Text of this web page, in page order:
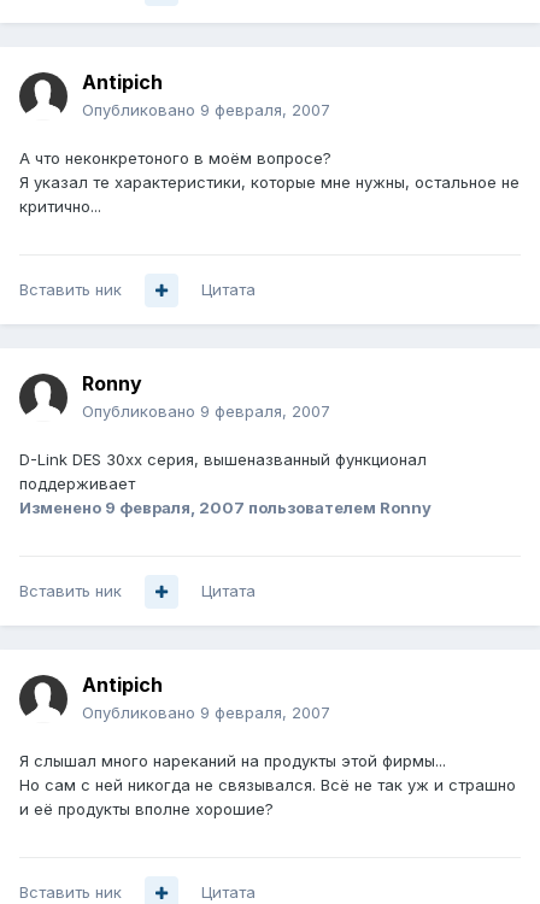
Antipich
Опубликовано 9 февраля, 2007
А что неконкретоного в моём вопросе?
Я указал те характеристики, которые мне нужны, остальное не
критично...
Вставить ник Цитата
Ronny
Опубликовано 9 февраля, 2007
D-Link DES 30xx серия, вышеназванный функционал
поддерживает
Изменено 9 февраля, 2007 пользователем Ronny
Вставить ник Цитата
Antipich
Опубликовано 9 февраля, 2007
Я слышал много нареканий на продукты этой фирмы...
Но сам с ней никогда не связывался. Всё не так уж и страшно
и её продукты вполне хорошие?
Вставить ник Цитата